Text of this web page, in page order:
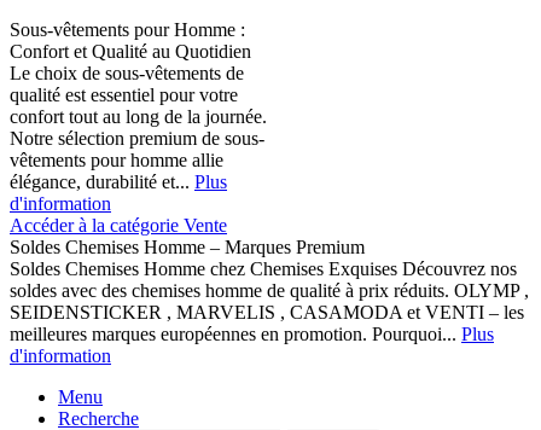
Sous-vêtements pour Homme :
Confort et Qualité au Quotidien
Le choix de sous-vêtements de
qualité est essentiel pour votre
confort tout au long de la journée.
Notre sélection premium de sous-
vêtements pour homme allie
élégance, durabilité et... Plus
d'information
Accéder à la catégorie Vente
Soldes Chemises Homme – Marques Premium
Soldes Chemises Homme chez Chemises Exquises Découvrez nos
soldes avec des chemises homme de qualité à prix réduits. OLYMP ,
SEIDENSTICKER , MARVELIS , CASAMODA et VENTI – les
meilleures marques européennes en promotion. Pourquoi... Plus
d'information
Menu
Recherche